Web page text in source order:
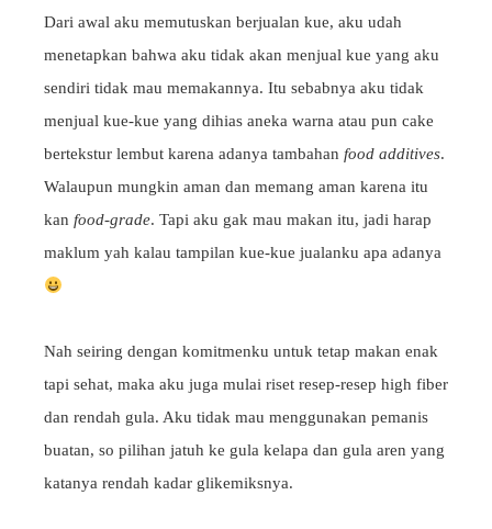
Dari awal aku memutuskan berjualan kue, aku udah
menetapkan bahwa aku tidak akan menjual kue yang aku
sendiri tidak mau memakannya. Itu sebabnya aku tidak
menjual kue-kue yang dihias aneka warna atau pun cake
bertekstur lembut karena adanya tambahan food additives.
Walaupun mungkin aman dan memang aman karena itu
kan food-grade. Tapi aku gak mau makan itu, jadi harap
maklum yah kalau tampilan kue-kue jualanku apa adanya
Nah seiring dengan komitmenku untuk tetap makan enak
tapi sehat, maka aku juga mulai riset resep-resep high fiber
dan rendah gula. Aku tidak mau menggunakan pemanis
buatan, so pilihan jatuh ke gula kelapa dan gula aren yang
katanya rendah kadar glikemiksnya.